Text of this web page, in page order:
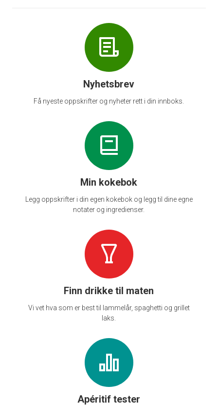
Nyhetsbrev
Få nyeste oppskrifter og nyheter rett i din innboks.
Min kokebok
Legg oppskrifter i din egen kokebok og legg til dine egne
notater og ingredienser.
Finn drikke til maten
Vi vet hva som er best til lammelår, spaghetti og grillet
laks.
Apéritif tester